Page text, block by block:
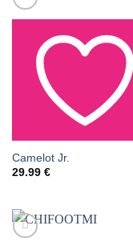
AJOUTER À LA LISTE
DE SOUHAITS
Camelot Jr.
29.99 €